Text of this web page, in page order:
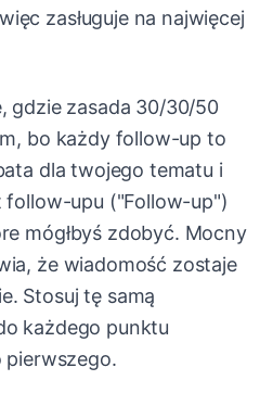
zasługuje na najwięcej
gdzie zasada 30/30/50
bo każdy follow-up to
dla twojego tematu i
follow-upu ("Follow-up")
mógłbyś zdobyć. Mocny
że wiadomość zostaje
Stosuj tę samą
każdego punktu